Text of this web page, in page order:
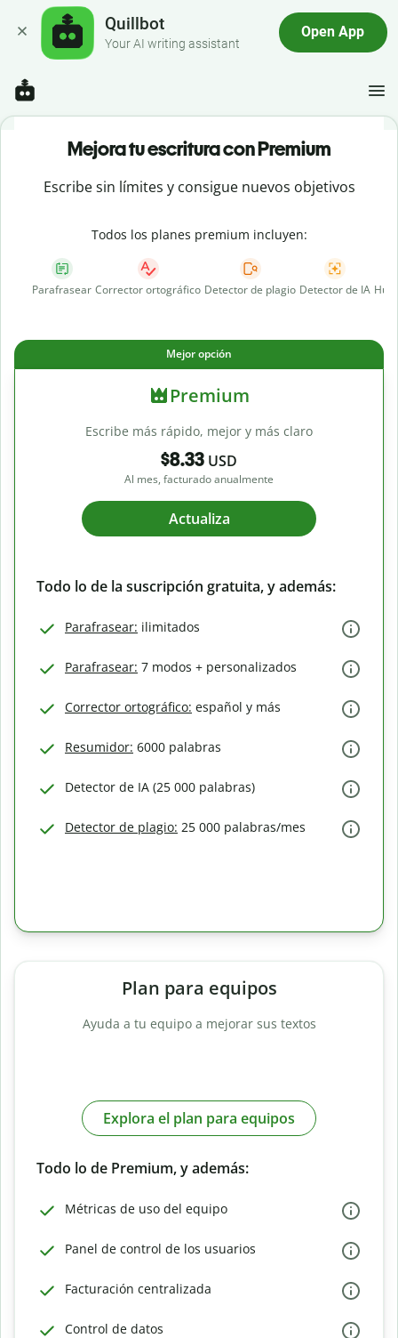
Quillbot
Your AI writing assistant
Open App
Mejora tu escritura con Premium
Escribe sin límites y consigue nuevos objetivos
Todos los planes premium incluyen:
Parafrasear Corrector ortográfico Detector de plagio Detector de IA
Mejor opción
Premium
Escribe más rápido, mejor y más claro
$8.33 USD
Al mes, facturado anualmente
Actualiza
Todo lo de la suscripción gratuita, y además:
Parafrasear: ilimitados
Parafrasear: 7 modos + personalizados
Corrector ortográfico: español y más
Resumidor: 6000 palabras
Detector de IA (25 000 palabras)
Detector de plagio: 25 000 palabras/mes
Plan para equipos
Ayuda a tu equipo a mejorar sus textos
Explora el plan para equipos
Todo lo de Premium, y además:
Métricas de uso del equipo
Panel de control de los usuarios
Facturación centralizada
Control de datos